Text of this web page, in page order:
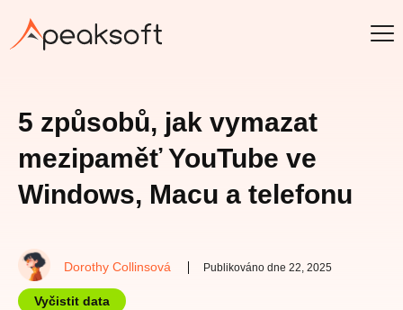
5 způsobů, jak vymazat
mezipaměť YouTube ve
Windows, Macu a telefonu
Dorothy Collinsová Publikováno dne 22, 2025
Vyčistit data